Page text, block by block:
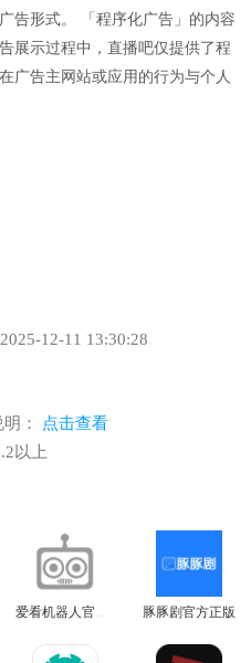
告形式。 「程序化广告」的内容
展示过程中，直播吧仅提供了程
广告主网站或应用的行为与个人
12-11 13:30:28
：
点击查看
以上
豚豚剧官方正版